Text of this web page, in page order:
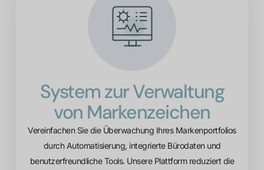
System zur Verwaltung
von Markenzeichen
Vereinfachen Sie die Überwachung Ihres Markenportfolios
durch Automatisierung, integrierte Bürodaten und
benutzerfreundliche Tools. Unsere Plattform reduziert die